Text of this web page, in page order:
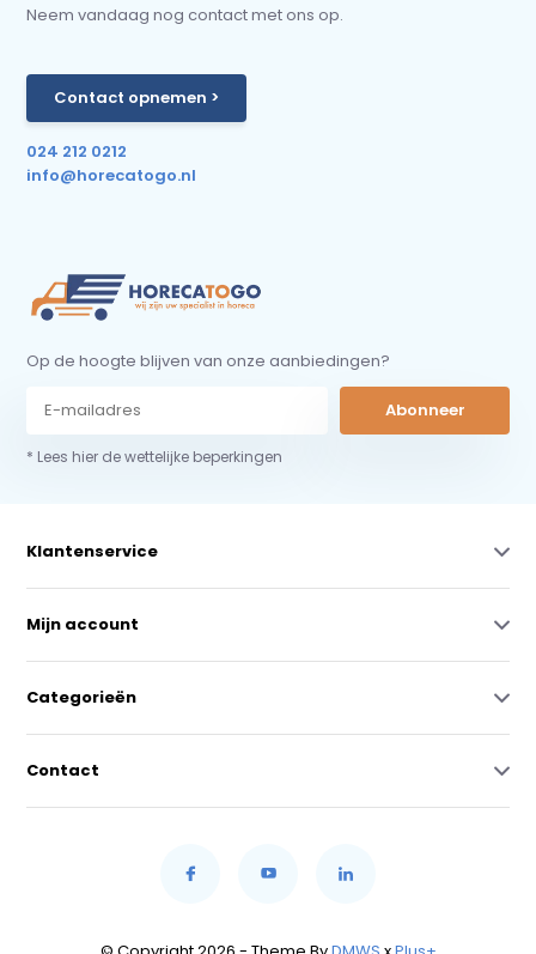
Neem vandaag nog contact met ons op.
Contact opnemen >
024 212 0212
info@horecatogo.nl
Op de hoogte blijven van onze aanbiedingen?
Abonneer
* Lees hier de wettelijke beperkingen
Klantenservice
Mijn account
Categorieën
Contact